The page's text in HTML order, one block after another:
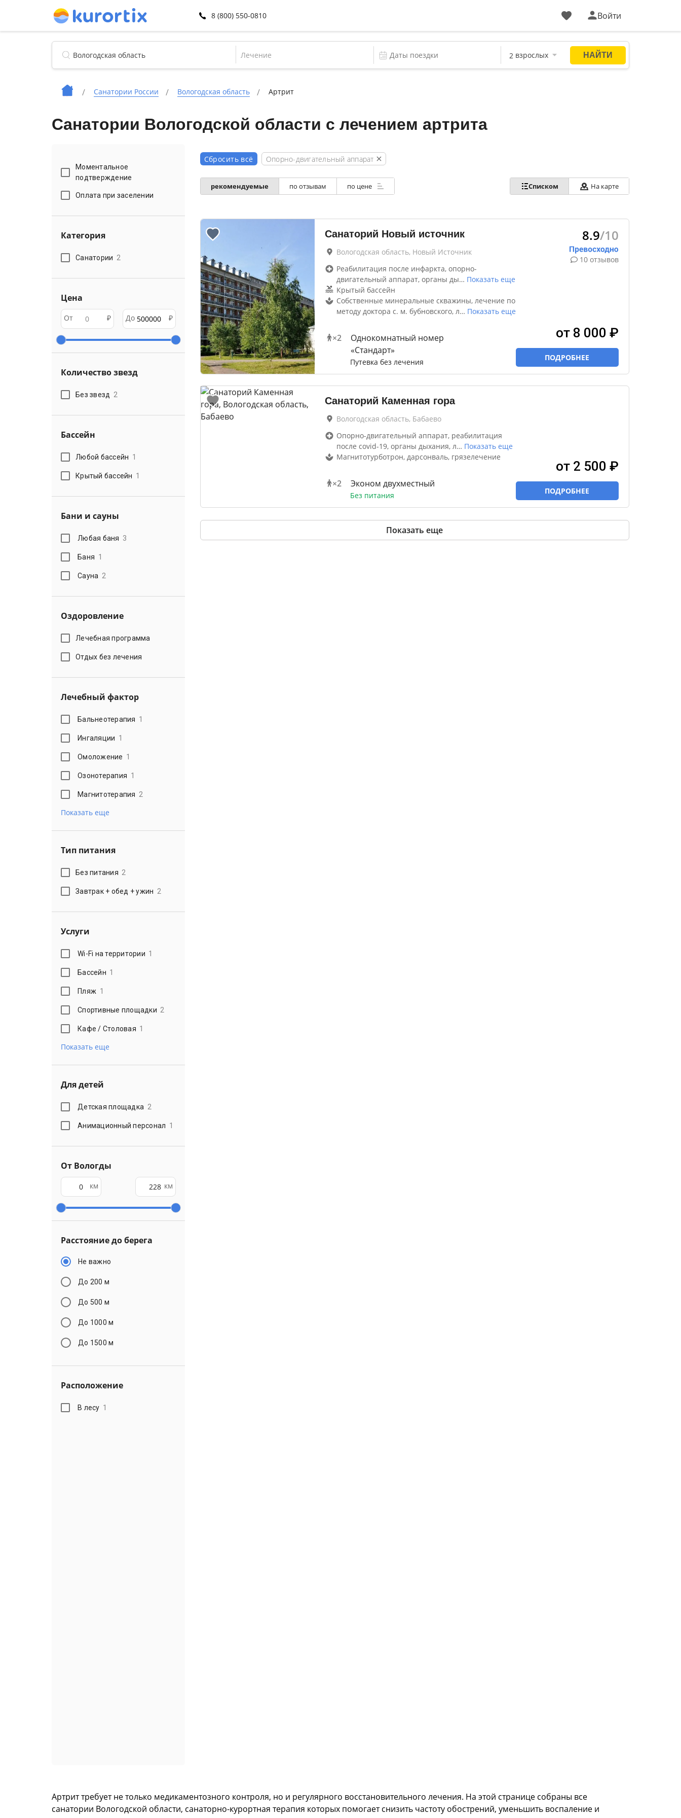
8 (800) 550-0810 Войти
Лечение
Санатории России Вологодская область Артрит
Санатории Вологодской области с лечением артрита
Моментальное
подтверждение
Оплата при заселении
Категория
Санатории 2
Цена
От ₽ До ₽
Количество звезд
Без звезд 2
Бассейн
Любой бассейн 1
Крытый бассейн 1
Бани и сауны
Любая баня 3
Баня 1
Сауна 2
Оздоровление
Лечебная программа
Отдых без лечения
Лечебный фактор
Бальнеотерапия 1
Ингаляции 1
Омоложение 1
Озонотерапия 1
Магнитотерапия 2
Показать еще
Тип питания
Без питания 2
Завтрак + обед + ужин 2
Услуги
Wi-Fi на территории 1
Бассейн 1
Пляж 1
Спортивные площадки 2
Кафе / Столовая 1
Показать еще
Для детей
Детская площадка 2
Анимационный персонал 1
От Вологды
км км
Расстояние до берега
Не важно
До 200 м
До 500 м
До 1000 м
До 1500 м
Расположение
В лесу 1
Сбросить всё Опорно-двигательный аппарат
рекомендуемые по отзывам по цене Списком На карте
Санаторий Новый источник
Вологодская область, Новый Источник
Реабилитация после инфаркта, опорно-
двигательный аппарат, органы ды… Показать еще
Крытый бассейн
Собственные минеральные скважины, лечение по
методу доктора с. м. бубновского, л… Показать еще
×2
Однокомнатный номер
«Стандарт»
Путевка без лечения
8.9/10
10 отзывов
от 8 000 ₽
ПОДРОБНЕЕ
Санаторий Каменная гора
Вологодская область, Бабаево
Опорно-двигательный аппарат, реабилитация
после covid-19, органы дыхания, л… Показать еще
Магнитотурботрон, дарсонваль, грязелечение
×2 Эконом двухместный
Без питания
от 2 500 ₽
ПОДРОБНЕЕ
Показать еще
Артрит требует не только медикаментозного контроля, но и регулярного восстановительного лечения. На этой странице собраны все
санатории Вологодской области, санаторно-курортная терапия которых помогает снизить частоту обострений, уменьшить воспаление и